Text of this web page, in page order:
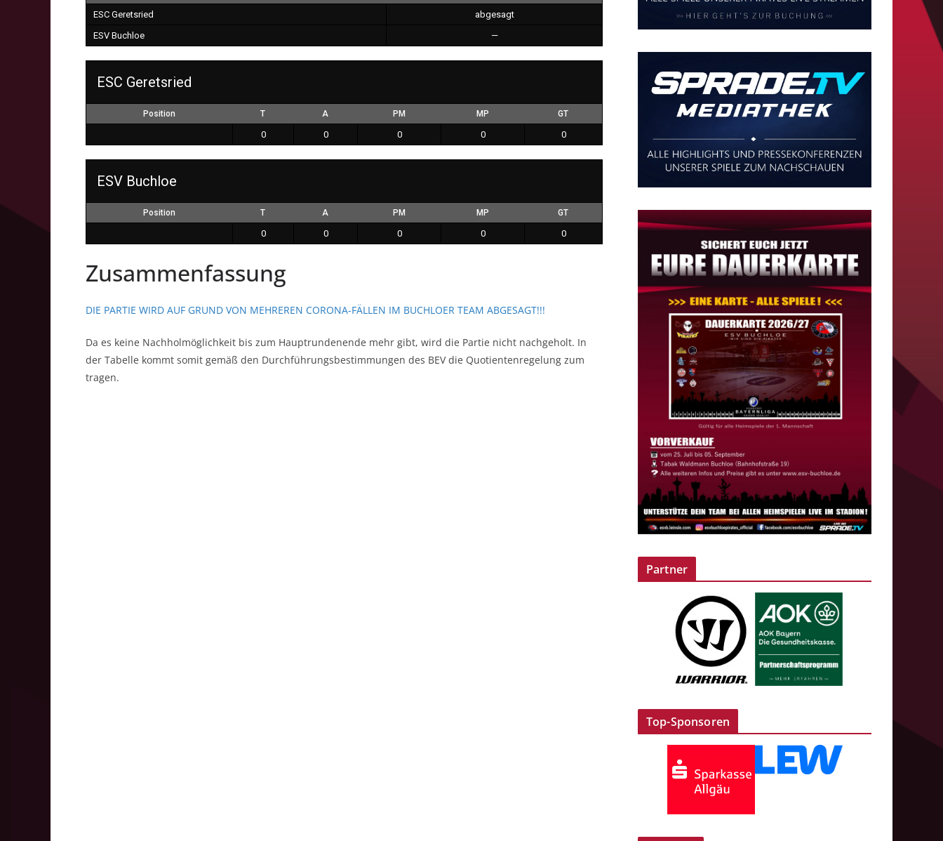
ESC Geretsried
abgesagt
ESV Buchloe
—
ESC Geretsried
Position T A PM MP GT
0 0 0 0 0
ESV Buchloe
Position T A PM MP GT
0 0 0 0 0
Zusammenfassung
DIE PARTIE WIRD AUF GRUND VON MEHREREN CORONA-FÄLLEN IM BUCHLOER TEAM ABGESAGT!!!
Da es keine Nachholmöglichkeit bis zum Hauptrundenende mehr gibt, wird die Partie nicht nachgeholt. In
der Tabelle kommt somit gemäß den Durchführungsbestimmungen des BEV die Quotientenregelung zum
tragen.
Partner
Top-Sponsoren